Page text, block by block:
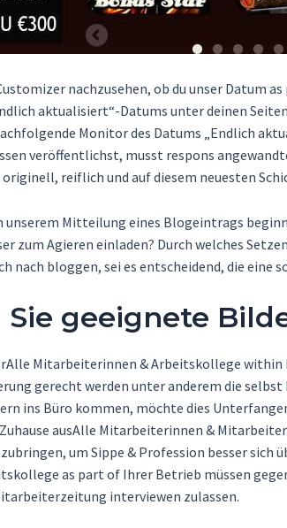
nachzusehen, ob du unser Datum
aktualisiert“-Datums unter deinen
Monitor des Datums „Endlich
veröffentlichst, musst respons
reiflich und auf diesem neuesten
unserem Mitteilung eines Blogeintrags
zum Agieren einladen? Durch welches
nach bloggen, sei es entscheidend, die eine
geeignete
Mitarbeiterinnen & Arbeitskollege
gerecht werden unter anderem die
ins Büro kommen, möchte dies
Zuhause ausAlle Mitarbeiterinnen &
um Sippe & Profession besser
as part of Ihrer Betrieb müssen
interviewen zulassen.